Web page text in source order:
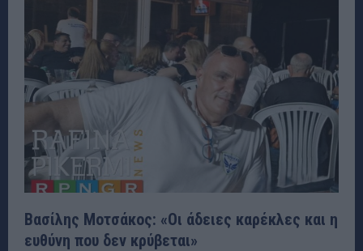
Βασίλης Μοτσάκος: «Οι άδειες καρέκλες και η
ευθύνη που δεν κρύβεται»